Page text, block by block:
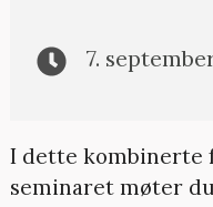
7.
I dette kombinerte
seminaret møter